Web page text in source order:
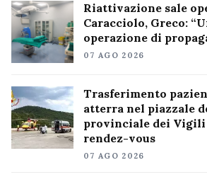
Riattivazione sale
Caracciolo, Greco:
operazione di
07 AGO 2026
Trasferimento
atterra nel piazzale
provinciale dei Vigili
rendez-vous
07 AGO 2026